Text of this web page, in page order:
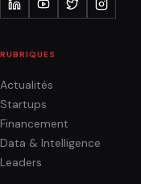
RUBRIQUES
Actualités
Startups
Financement
Data & Intelligence
Leaders